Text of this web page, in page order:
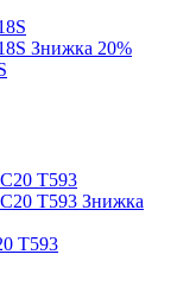
Знижка 20%
Знижка
T593